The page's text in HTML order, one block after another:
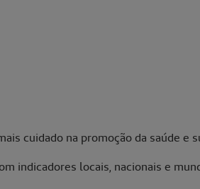
cuidado na promoção da saúde e
indicadores locais, nacionais e